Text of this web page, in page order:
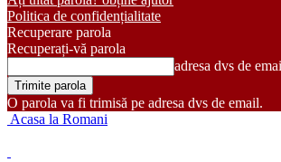
Politica de confidențialitate
Recuperare parola
Recuperați-vă parola
adresa dvs de
O parola va fi trimisă pe adresa dvs de email.
Acasa la Romani